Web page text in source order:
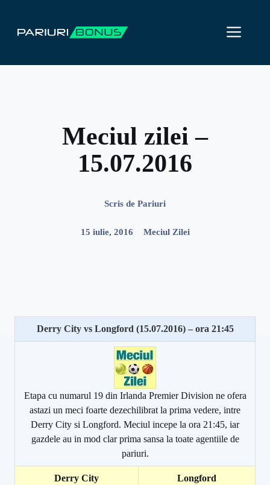
conținut
Meciul zilei –
15.07.2016
Scris de Pariuri
15 iulie, 2016 Meciul Zilei
Derry City vs Longford (15.07.2016) – ora 21:45
Etapa cu numarul 19 din Irlanda Premier Division ne ofera
astazi un meci foarte dezechilibrat la prima vedere, intre
Derry City si Longford. Meciul incepe la ora 21:45, iar
gazdele au in mod clar prima sansa la toate agentiile de
pariuri.
Derry City Longford